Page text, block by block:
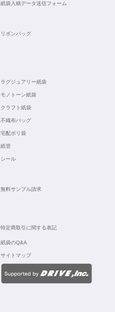
紙袋入稿データ送信フォーム
リボンバッグ
ラグジュアリー紙袋
モノトーン紙袋
クラフト紙袋
不織布バッグ
宅配ポリ袋
紙管
シール
無料サンプル請求
特定商取引に関する表記
紙袋のQ&A
サイトマップ